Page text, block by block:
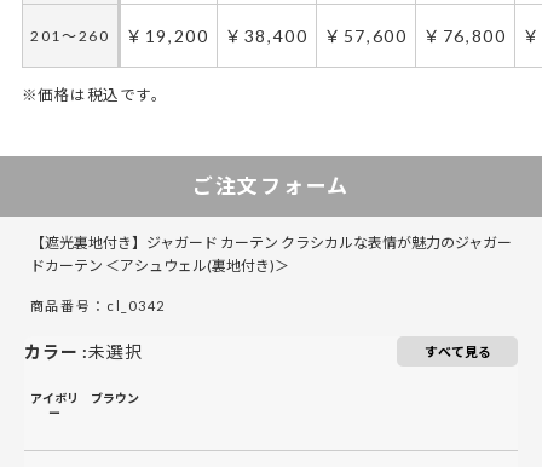
201～260 ￥19,200 ￥38,400 ￥57,600 ￥76,800
※価格は税込です。
141～200 ￥24,600 ￥49,200
141～200 ￥16,400 ￥32,800
ご注文フォーム
【遮光裏地付き】ジャガード カーテン クラシカルな表情が魅力のジャガー
ドカーテン ＜アシュウェル(裏地付き)＞
商品番号：cl_0342
カラー :未選択 すべて見る
アイボリ
ー
ブラウン